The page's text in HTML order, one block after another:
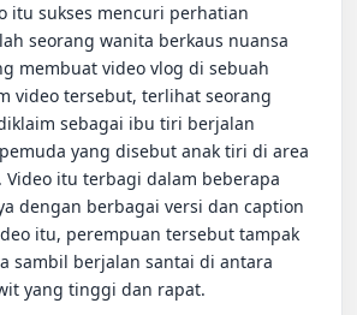
itu sukses mencuri perhatian
seorang wanita berkaus nuansa
membuat video vlog di sebuah
video tersebut, terlihat seorang
sebagai ibu tiri berjalan
yang disebut anak tiri di area
Video itu terbagi dalam beberapa
dengan berbagai versi dan caption
itu, perempuan tersebut tampak
sambil berjalan santai di antara
yang tinggi dan rapat.